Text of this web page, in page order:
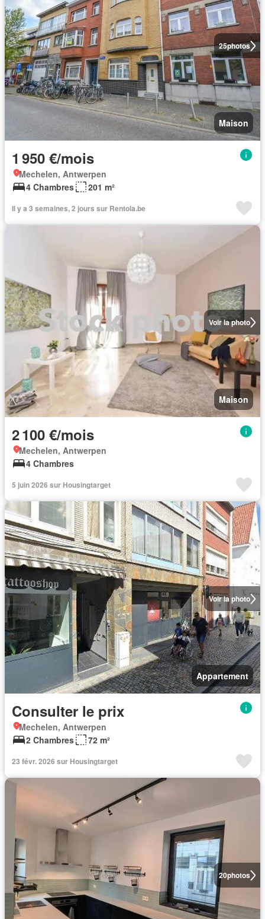
25photos
Maison
1 950 €/mois
Mechelen, Antwerpen
4 Chambres
201 m²
Il y a 3 semaines, 2 jours sur Rentola.be
Voir la photo
Maison
2 100 €/mois
Mechelen, Antwerpen
4 Chambres
5 juin 2026 sur Housingtarget
Voir la photo
Appartement
Consulter le prix
Mechelen, Antwerpen
2 Chambres
72 m²
23 févr. 2026 sur Housingtarget
20photos